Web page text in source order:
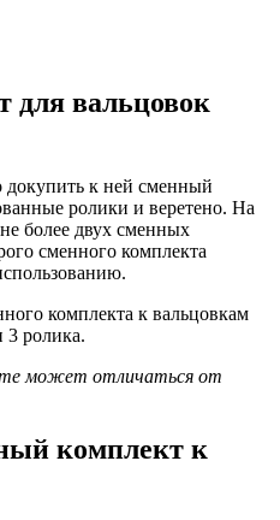
вальцовок
к ней сменный
ролики и веретено. На
более двух сменных
сменного комплекта
комплекта к вальцовкам
3 ролика.
может отличаться от
комплект к